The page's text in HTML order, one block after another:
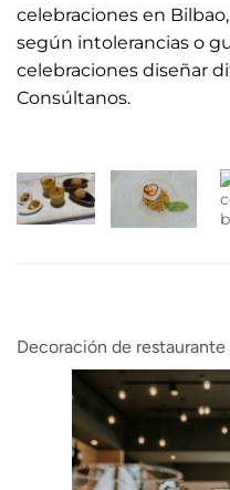
celebraciones en
según intolerancias o
celebraciones diseñar
Consúltanos.
Decoración de